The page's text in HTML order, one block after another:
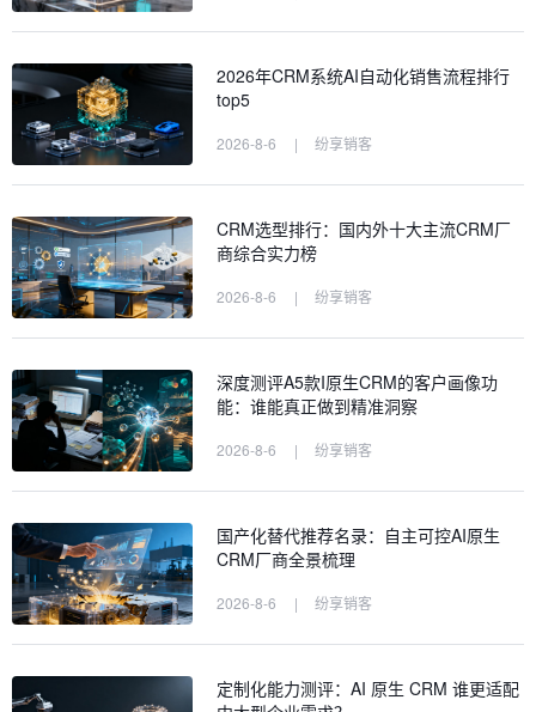
2026年CRM系统AI自动化销售流程排行
top5
2026-8-6 | 纷享销客
CRM选型排行：国内外十大主流CRM厂
商综合实力榜
2026-8-6 | 纷享销客
深度测评A5款I原生CRM的客户画像功
能：谁能真正做到精准洞察
2026-8-6 | 纷享销客
国产化替代推荐名录：自主可控AI原生
CRM厂商全景梳理
2026-8-6 | 纷享销客
定制化能力测评：AI 原生 CRM 谁更适配